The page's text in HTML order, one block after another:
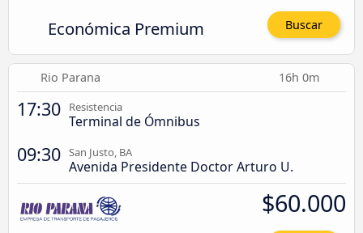
Económica Premium Buscar
Rio Parana 16h 0m
17:30 Resistencia
Terminal de Ómnibus
09:30 San Justo, BA
Avenida Presidente Doctor Arturo U.
$60.000